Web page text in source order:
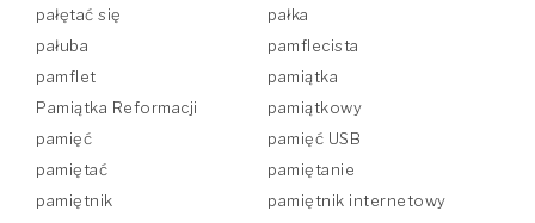
pałętać się
pałka
pałuba
pamflecista
pamflet
pamiątka
Pamiątka Reformacji
pamiątkowy
pamięć
pamięć USB
pamiętać
pamiętanie
pamiętnik
pamiętnik internetowy